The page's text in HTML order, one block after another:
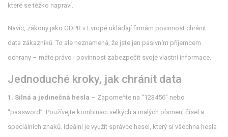
které se těžko napraví.
Navíc, zákony jako GDPR v Evropě ukládají firmám povinnost chránit
data zákazníků. To ale neznamená, že jste jen pasivním příjemcem
ochrany – máte právo i povinnost zabezpečit svoje vlastní informace.
Jednoduché kroky, jak chránit data
1. Silná a jedinečná hesla – Zapomeňte na “123456” nebo
“password”. Používejte kombinaci velkých a malých písmen, čísel a
speciálních znaků. Ideální je využít správce hesel, který si všechna hesla